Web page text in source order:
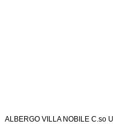
ALBERGO VILLA NOBILE C.so